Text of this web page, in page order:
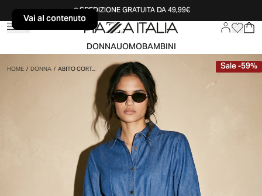
Vai al contenutoSPEDIZIONE GRATUITA DA 49,99€
DONNAUOMOBAMBINI
HOME/DONNA/ABITO CORT... Sale-59%
Vai al contenuto